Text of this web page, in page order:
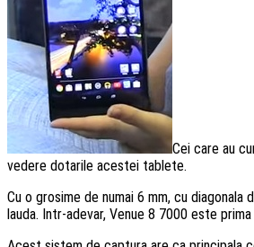
Cei care au
vedere dotarile acestei tablete.
Cu o grosime de numai 6 mm, cu
lauda. Intr-adevar, Venue 8 7000 este